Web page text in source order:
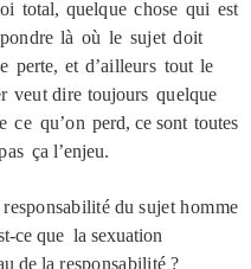
total, quelque chose qui est
là où le sujet doit
perte, et d’ailleurs tout le
veut dire toujours quelque
ce qu’on perd, ce sont toutes
ça l’enjeu.
responsabilitédusujethomme
ce que la sexuation
de laresponsabilité ?